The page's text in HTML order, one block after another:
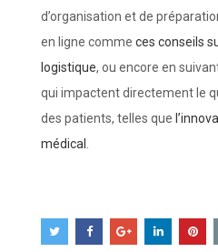
d’organisation et de
en ligne comme ces conseils
logistique, ou encore en
qui impactent directement le
des patients, telles que
médical